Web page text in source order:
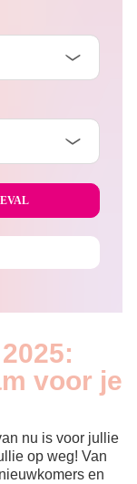
voor je
nu is voor jullie
op weg! Van
en